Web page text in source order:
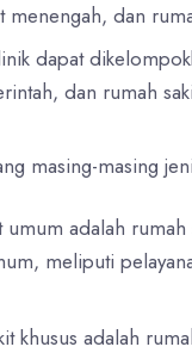
dan
dapat
dan rumah
masing-masing
umum adalah
meliputi
khusus adalah